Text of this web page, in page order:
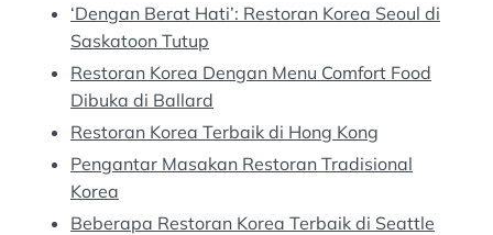
‘Dengan Berat Hati’: Restoran Korea Seoul di
Saskatoon Tutup
Restoran Korea Dengan Menu Comfort Food
Dibuka di Ballard
Restoran Korea Terbaik di Hong Kong
Pengantar Masakan Restoran Tradisional
Korea
Beberapa Restoran Korea Terbaik di Seattle